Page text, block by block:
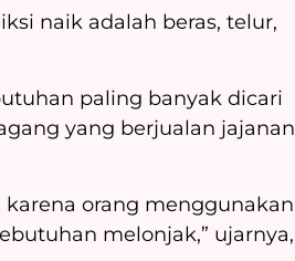
naik adalah beras, telur,
paling banyak dicari
yang berjualan jajanan
karena orang menggunakan
melonjak,” ujarnya,